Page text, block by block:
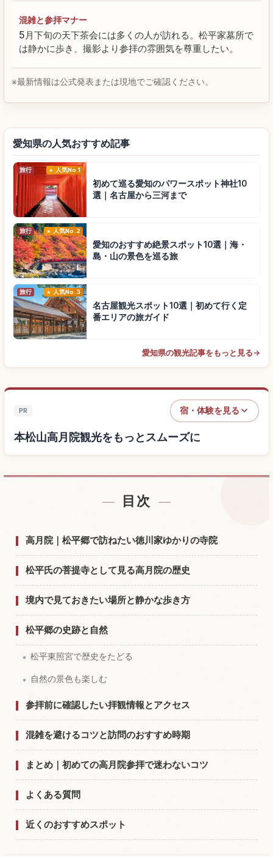
混雑と参拝マナー
5月下旬の天下茶会には多くの人が訪れる。松平家墓所で
は静かに歩き、撮影より参拝の雰囲気を尊重したい。
※最新情報は公式発表または現地でご確認ください。
愛知県の人気おすすめ記事
旅行 人気No.1
初めて巡る愛知のパワースポット神社10
選｜名古屋から三河まで
旅行 人気No.2
愛知のおすすめ絶景スポット10選｜海・
島・山の景色を巡る旅
旅行 人気No.3
名古屋観光スポット10選｜初めて行く定
番エリアの旅ガイド
愛知県の観光記事をもっと見る→
PR 宿・体験を見る
本松山高月院観光をもっとスムーズに
本松山高月院付近の宿を探す
本松山高月院の体験を探す↗
目次
高月院｜松平郷で訪ねたい徳川家ゆかりの寺院
松平氏の菩提寺として見る高月院の歴史
境内で見ておきたい場所と静かな歩き方
松平郷の史跡と自然
松平東照宮で歴史をたどる
自然の景色も楽しむ
参拝前に確認したい拝観情報とアクセス
混雑を避けるコツと訪問のおすすめ時期
まとめ｜初めての高月院参拝で迷わないコツ
よくある質問
近くのおすすめスポット